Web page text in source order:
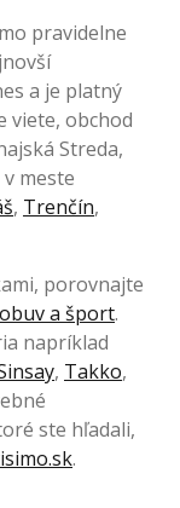
pravidelne
a je platný
viete, obchod
Streda,
meste
, Trenčín,
porovnajte
a šport.
napríklad
, Takko,
ste hľadali,
.